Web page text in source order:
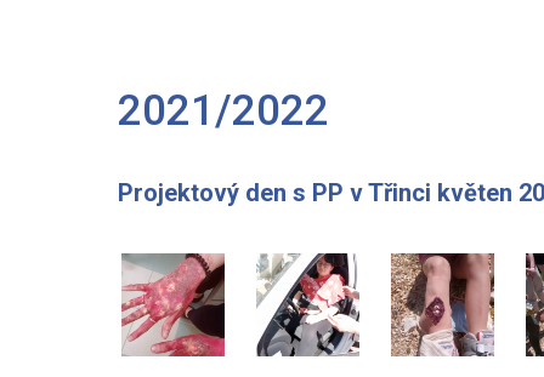
2021/2022
Projektový den s PP v Třinci květen